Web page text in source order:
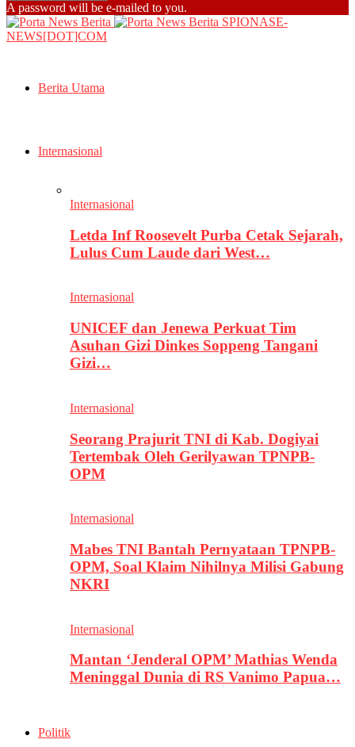
A password will be e-mailed to you.
SPIONASE-
NEWS[DOT]COM
Berita Utama
Internasional
Internasional
Letda Inf Roosevelt Purba Cetak Sejarah,
Lulus Cum Laude dari West…
Internasional
UNICEF dan Jenewa Perkuat Tim
Asuhan Gizi Dinkes Soppeng Tangani
Gizi…
Internasional
Seorang Prajurit TNI di Kab. Dogiyai
Tertembak Oleh Gerilyawan TPNPB-
OPM
Internasional
Mabes TNI Bantah Pernyataan TPNPB-
OPM, Soal Klaim Nihilnya Milisi Gabung
NKRI
Internasional
Mantan ‘Jenderal OPM’ Mathias Wenda
Meninggal Dunia di RS Vanimo Papua…
Politik